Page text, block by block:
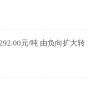
元/吨 由负向扩大转